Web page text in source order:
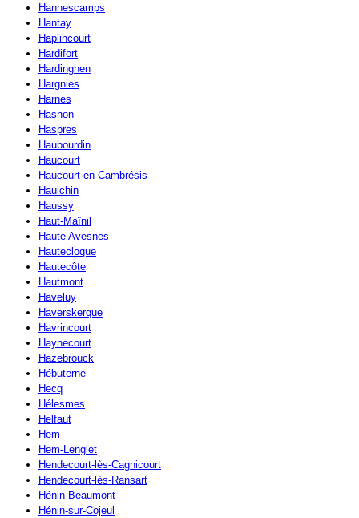
Hannescamps
Hantay
Haplincourt
Hardifort
Hardinghen
Hargnies
Harnes
Hasnon
Haspres
Haubourdin
Haucourt
Haucourt-en-Cambrésis
Haulchin
Haussy
Haut-Maînil
Haute Avesnes
Hautecloque
Hautecôte
Hautmont
Haveluy
Haverskerque
Havrincourt
Haynecourt
Hazebrouck
Hébuterne
Hecq
Hélesmes
Helfaut
Hem
Hem-Lenglet
Hendecourt-lès-Cagnicourt
Hendecourt-lès-Ransart
Hénin-Beaumont
Hénin-sur-Cojeul